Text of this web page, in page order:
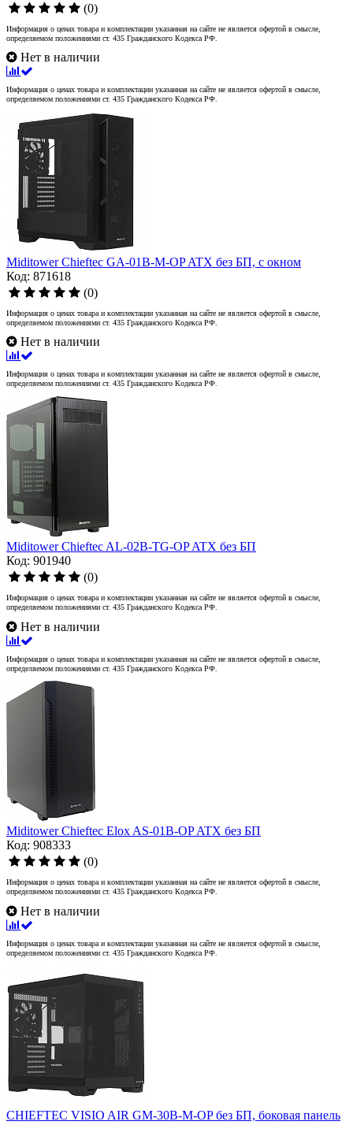
(0)
Информация о ценах товара и комплектации указанная на сайте не является офертой в смысле,
определяемом положениями ст. 435 Гражданского Кодекса РФ.
Нет в наличии
Информация о ценах товара и комплектации указанная на сайте не является офертой в смысле,
определяемом положениями ст. 435 Гражданского Кодекса РФ.
Miditower Chieftec GA-01B-M-OP ATX без БП, с окном
Код: 871618
(0)
Информация о ценах товара и комплектации указанная на сайте не является офертой в смысле,
определяемом положениями ст. 435 Гражданского Кодекса РФ.
Нет в наличии
Информация о ценах товара и комплектации указанная на сайте не является офертой в смысле,
определяемом положениями ст. 435 Гражданского Кодекса РФ.
Miditower Chieftec AL-02B-TG-OP ATX без БП
Код: 901940
(0)
Информация о ценах товара и комплектации указанная на сайте не является офертой в смысле,
определяемом положениями ст. 435 Гражданского Кодекса РФ.
Нет в наличии
Информация о ценах товара и комплектации указанная на сайте не является офертой в смысле,
определяемом положениями ст. 435 Гражданского Кодекса РФ.
Miditower Chieftec Elox AS-01B-OP ATX без БП
Код: 908333
(0)
Информация о ценах товара и комплектации указанная на сайте не является офертой в смысле,
определяемом положениями ст. 435 Гражданского Кодекса РФ.
Нет в наличии
Информация о ценах товара и комплектации указанная на сайте не является офертой в смысле,
определяемом положениями ст. 435 Гражданского Кодекса РФ.
CHIEFTEC VISIO AIR GM-30B-M-OP без БП, боковая панель